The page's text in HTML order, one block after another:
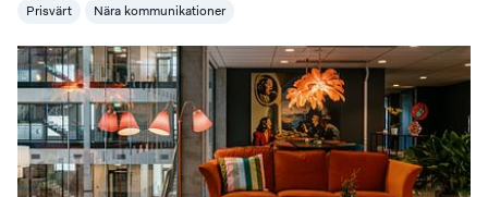
Prisvärt Nära kommunikationer